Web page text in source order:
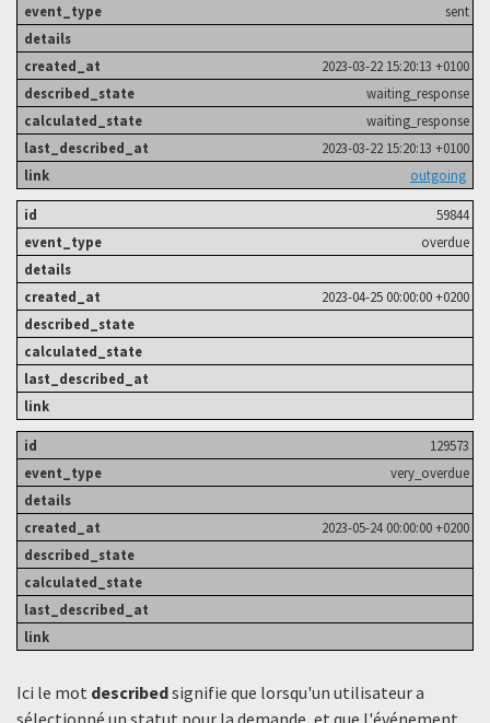
sent
2023-03-22 15:20:13 +0100
waiting_response
waiting_response
2023-03-22 15:20:13 +0100
outgoing
59844
overdue
2023-04-25 00:00:00 +0200
129573
very_overdue
2023-05-24 00:00:00 +0200
Ici le mot describedsignifie que lorsqu'un utilisateur a
sélectionné un statut ​​pour la demande, et que l'événement